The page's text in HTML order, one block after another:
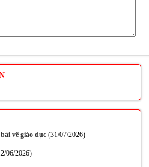
về giáo dục(31/07/2026)
06/2026)